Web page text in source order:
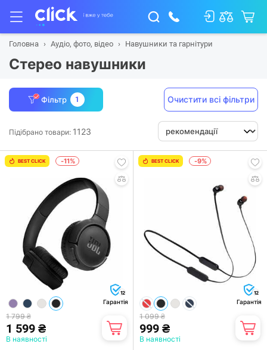
Головна Аудіо, фото, відео Навушники та гарнітури
Стерео навушники
Фільтр 1 Очистити всі фільтри
Підібрано товари: 1123
BEST CLICK -11%
12
Гарантія
1 799 ₴
1 599 ₴
В наявності
BEST CLICK -9%
12
Гарантія
1 099 ₴
999 ₴
В наявності